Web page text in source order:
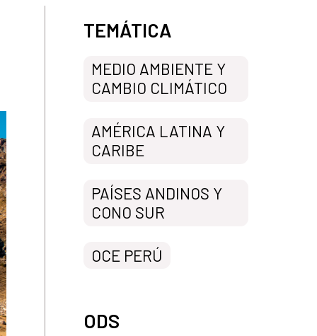
TEMÁTICA
MEDIO AMBIENTE Y
CAMBIO CLIMÁTICO
AMÉRICA LATINA Y
CARIBE
PAÍSES ANDINOS Y
CONO SUR
OCE PERÚ
ODS